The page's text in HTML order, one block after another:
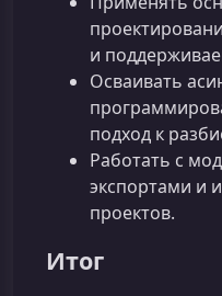
и
Осваивать
подход к
Работать с
экспортами и
проектов.
Итог